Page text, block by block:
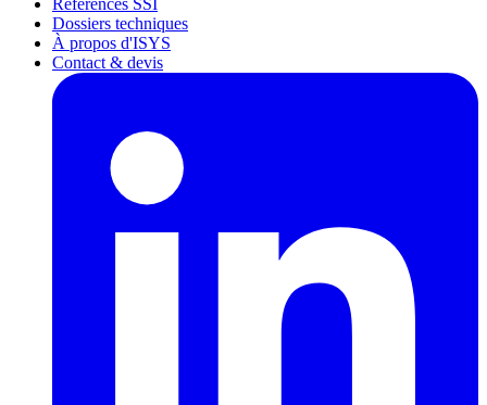
Références SSI
Dossiers techniques
À propos d'ISYS
Contact & devis